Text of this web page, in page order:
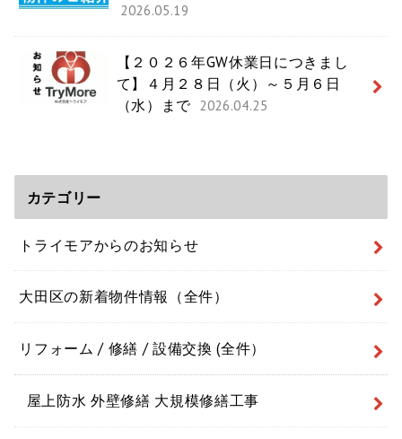
2026.05.19
【２０２６年GW休業日につきまし
て】４月２８日（火）～５月６日
（水）まで 2026.04.25
カテゴリー
トライモアからのお知らせ
大田区の新着物件情報（全件）
リフォーム / 修繕 / 設備交換 (全件）
屋上防水 外壁修繕 大規模修繕工事